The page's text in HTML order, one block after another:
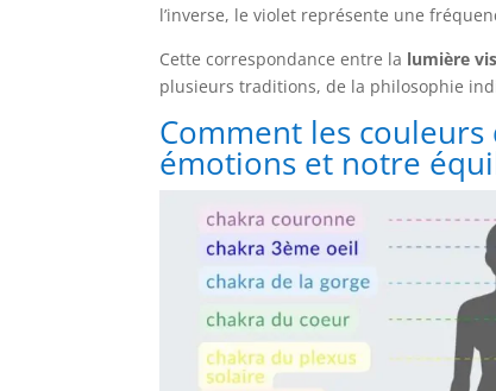
l’inverse, le violet représente une
Cette correspondance entre la lumière
plusieurs traditions, de la philosophie
Comment les
émotions et notre